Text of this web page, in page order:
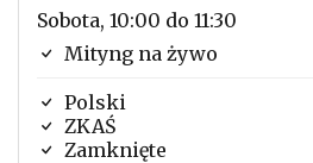
Sobota, 10:00 do 11:30
Mityng na żywo
Polski
ZKAŚ
Zamknięte